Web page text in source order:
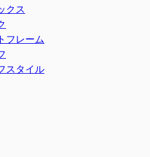
クス
フレーム
スタイル